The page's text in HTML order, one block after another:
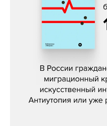
Константин